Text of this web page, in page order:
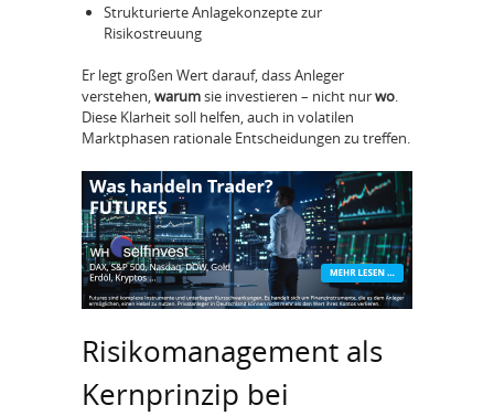
Strukturierte Anlagekonzepte zur
Risikostreuung
Er legt großen Wert darauf, dass Anleger
verstehen,warumsie investieren – nicht nurwo.
Diese Klarheit soll helfen, auch in volatilen
Marktphasen rationale Entscheidungen zu treffen.
Risikomanagement als
Kernprinzip bei